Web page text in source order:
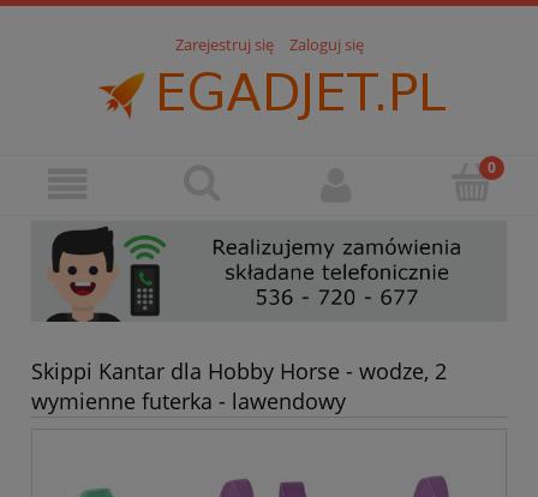
Zarejestruj się Zaloguj się
Skippi Kantar dla Hobby Horse - wodze, 2
wymienne futerka - lawendowy